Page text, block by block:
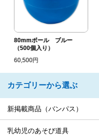
80mmボール ブルー
（500個入り）
60,500円
カテゴリーから選ぶ
新掲載商品（バンパス）
乳幼児のあそび道具